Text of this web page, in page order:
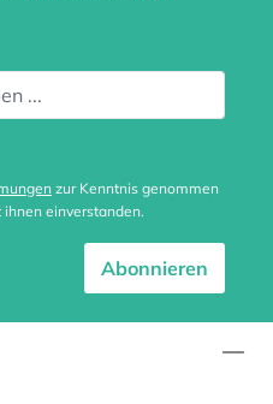
zur Kenntnis genommen
einverstanden.
Abonnieren